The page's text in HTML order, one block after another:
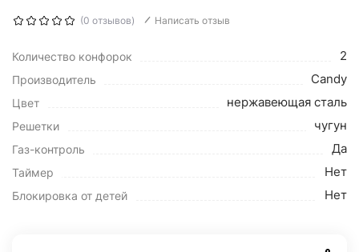
(0 отзывов) Написать отзыв
Количество конфорок 2
Производитель Candy
Цвет нержавеющая сталь
Решетки чугун
Газ-контроль Да
Таймер Нет
Блокировка от детей Нет